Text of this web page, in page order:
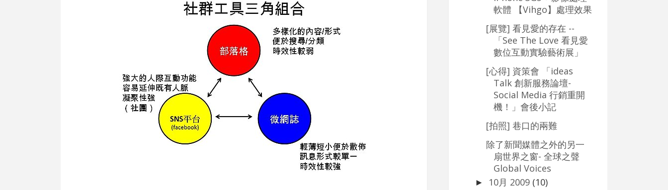
軟體 【Vihgo】處理效果
[展覽] 看見愛的存在 --
「See The Love 看見愛
數位互動實驗藝術展」
[心得] 資策會 「ideas
Talk 創新服務論壇-
Social Media 行銷重開
機！」會後小記
[拍照] 巷口的兩難
除了新聞媒體之外的另一
扇世界之窗- 全球之聲
Global Voices
► 10月 2009 (10)